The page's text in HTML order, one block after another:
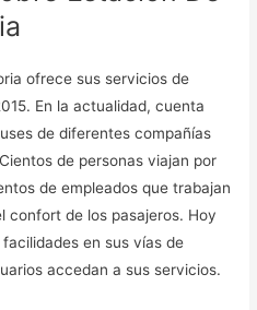
ofrece sus servicios de
En la actualidad, cuenta
de diferentes compañías
de personas viajan por
de empleados que trabajan
confort de los pasajeros. Hoy
en sus vías de
accedan a sus servicios.